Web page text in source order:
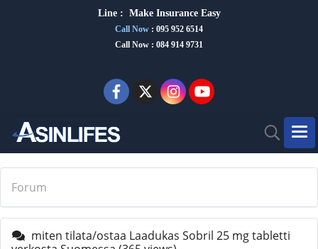
Line : Make Insurance Easy
Call Now : 095 952 6514
Call Now : 084 914 9731
Forum
miten tilata/ostaa Laadukas Sobril 25 mg tabletti